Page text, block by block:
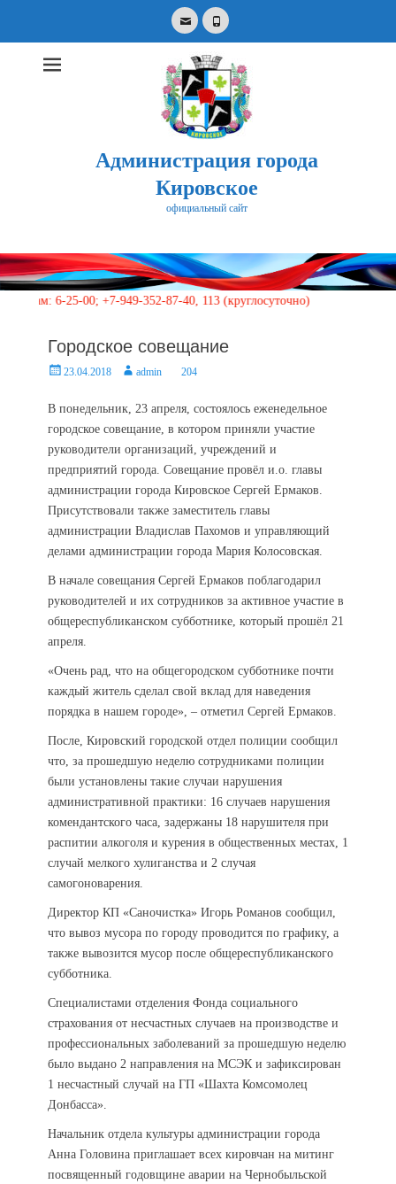
EmailPhone
Администрация города
Кировское
официальный сайт
for:
6-25-00; +7-949-352-87-40, 113 (круглосуточно)
Городское совещание
Posted23.04.2018 Authoradmin 204
В понедельник, 23 апреля, состоялось еженедельное
городское совещание, в котором приняли участие
руководители организаций, учреждений и
предприятий города. Совещание провёл и.о. главы
администрации города Кировское Сергей Ермаков.
Присутствовали также заместитель главы
администрации Владислав Пахомов и управляющий
делами администрации города Мария Колосовская.
В начале совещания Сергей Ермаков поблагодарил
руководителей и их сотрудников за активное участие в
общереспубликанском субботнике, который прошёл 21
апреля.
«Очень рад, что на общегородском субботнике почти
каждый житель сделал свой вклад для наведения
порядка в нашем городе», – отметил Сергей Ермаков.
После, Кировский городской отдел полиции сообщил
что, за прошедшую неделю сотрудниками полиции
были установлены такие случаи нарушения
административной практики: 16 случаев нарушения
комендантского часа, задержаны 18 нарушителя при
распитии алкоголя и курения в общественных местах, 1
случай мелкого хулиганства и 2 случая
самогоноварения.
Директор КП «Саночистка» Игорь Романов сообщил,
что вывоз мусора по городу проводится по графику, а
также вывозится мусор после общереспубликанского
субботника.
Специалистами отделения Фонда социального
страхования от несчастных случаев на производстве и
профессиональных заболеваний за прошедшую неделю
было выдано 2 направления на МСЭК и зафиксирован
1 несчастный случай на ГП «Шахта Комсомолец
Донбасса».
Начальник отдела культуры администрации города
Анна Головина приглашает всех кировчан на митинг
посвященный годовщине аварии на Чернобыльской